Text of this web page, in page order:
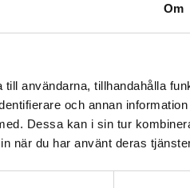
Om
användarna, tillhandahålla
och annan
Dessa kan i sin tur
när du har använt deras